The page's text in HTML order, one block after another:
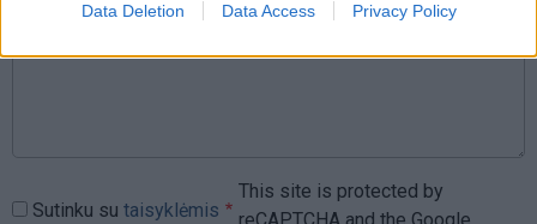
Data Deletion Data Access Privacy Policy
Sutinku su taisyklėmis
This site is protected by